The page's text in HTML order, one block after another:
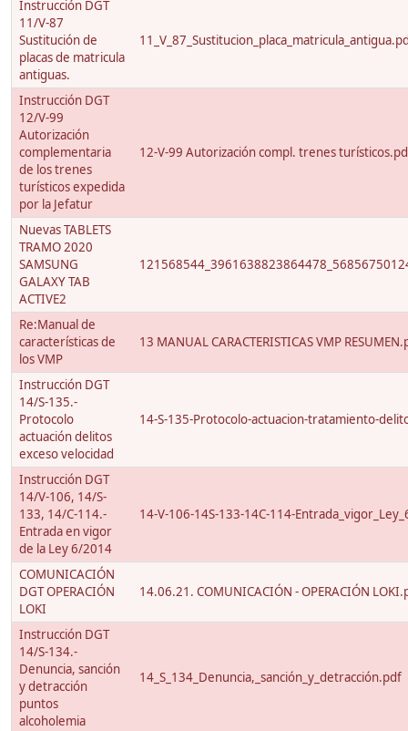
Instrucción DGT
11/V-87
Sustitución de
placas de matricula
antiguas.
Instrucción DGT
12/V-99
Autorización
complementaria
de los trenes
turísticos expedida
por la Jefatur
12-V-99 Autorización compl. trenes
Nuevas TABLETS
TRAMO 2020
SAMSUNG
GALAXY TAB
ACTIVE2
Re:Manual de
características de
los VMP
13 MANUAL CARACTERISTICAS VMP
Instrucción DGT
14/S-135.-
Protocolo
actuación delitos
exceso velocidad
14-S-135-Protocolo-actuacion-tratamiento-
Instrucción DGT
14/V-106, 14/S-
133, 14/C-114.-
Entrada en vigor
de la Ley 6/2014
14-V-106-14S-133-14C-114-
COMUNICACIÓN
DGT OPERACIÓN
LOKI
14.06.21. COMUNICACIÓN - OPERACIÓN
Instrucción DGT
14/S-134.-
Denuncia, sanción
y detracción
puntos
alcoholemia
14_S_134_Denuncia,_sanción_y_detracción.pdf